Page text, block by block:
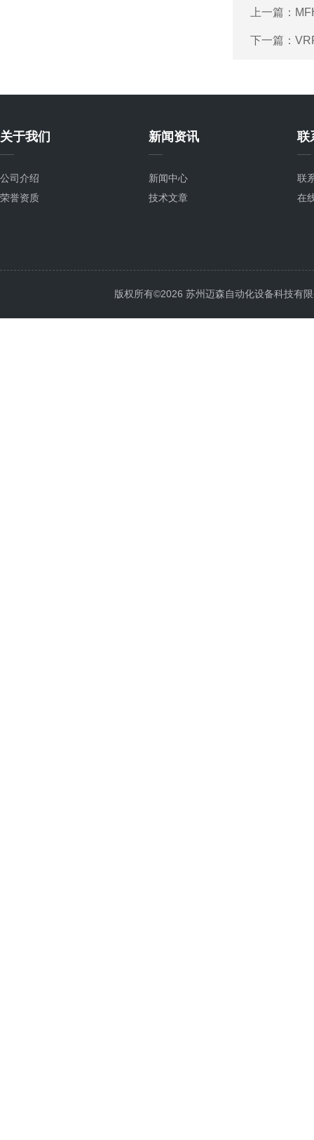
上一篇：
下一篇：
关于我们
公司介绍
荣誉资质
新闻资讯
新闻中心
技术文章
联
联
在
版权所有©2026 苏州迈森自动化设备科技有